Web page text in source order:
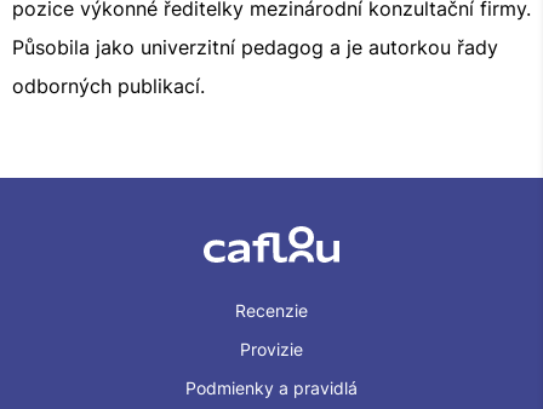
pozice výkonné ředitelky mezinárodní konzultační firmy.
Působila jako univerzitní pedagog a je autorkou řady
odborných publikací.
Recenzie
Provizie
Podmienky a pravidlá